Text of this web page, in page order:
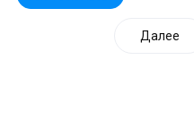
Далее